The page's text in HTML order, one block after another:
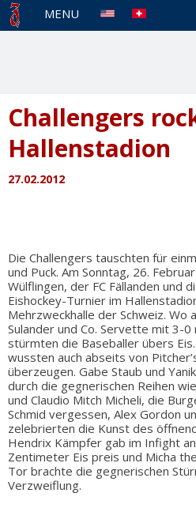
MENU
Challengers
Hallenstadion
27.02.2012
Die Challengers tauschten für
und Puck. Am Sonntag, 26.
Wülflingen, der FC Fällanden und
Eishockey-Turnier im
Mehrzweckhalle der Schweiz. Wo
Sulander und Co. Servette mit 3-0
stürmten die Baseballer übers
wussten auch abseits von
überzeugen. Gabe Staub und
durch die gegnerischen Reihen
und Claudio Mitch Micheli, die
Schmid vergessen, Alex Gordon
zelebrierten die Kunst des
Hendrix Kämpfer gab im Infight
Zentimeter Eis preis und Micha
Tor brachte die gegnerischen
Verzweiflung.